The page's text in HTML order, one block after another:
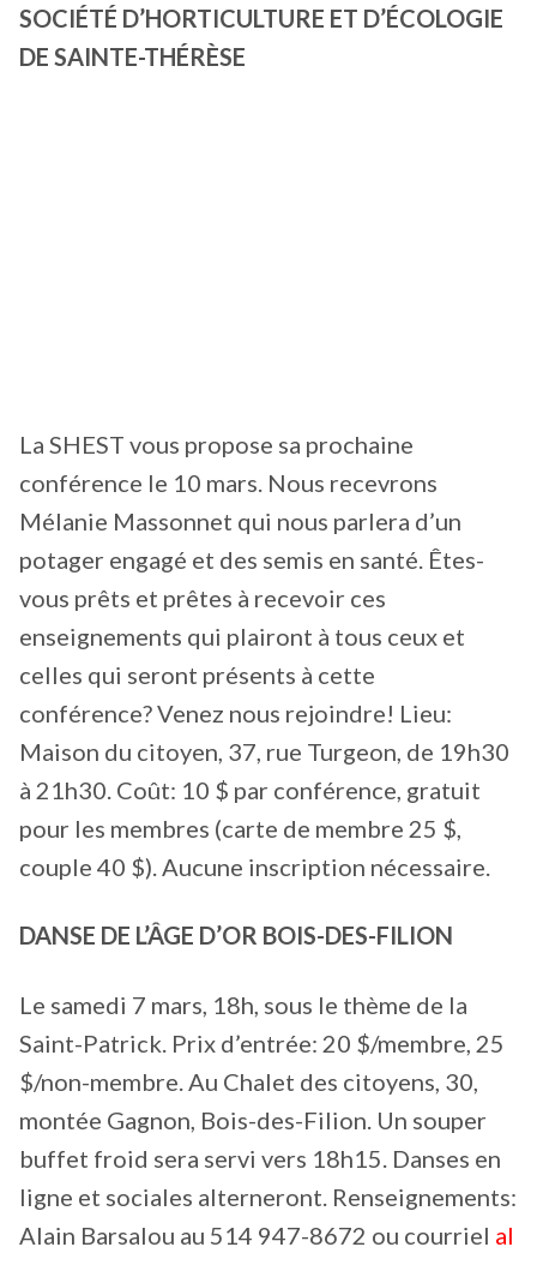
SOCIÉTÉ D’HORTICULTURE ET D’ÉCOLOGIE
DE SAINTE-THÉRÈSE
La SHEST vous propose sa prochaine
conférence le 10 mars. Nous recevrons
Mélanie Massonnet qui nous parlera d’un
potager engagé et des semis en santé. Êtes-
vous prêts et prêtes à recevoir ces
enseignements qui plairont à tous ceux et
celles qui seront présents à cette
conférence? Venez nous rejoindre! Lieu:
Maison du citoyen, 37, rue Turgeon, de 19h30
à 21h30. Coût: 10 $ par conférence, gratuit
pour les membres (carte de membre 25 $,
couple 40 $). Aucune inscription nécessaire.
DANSE DE L’ÂGE D’OR BOIS-DES-FILION
Le samedi 7 mars, 18h, sous le thème de la
Saint-Patrick. Prix d’entrée: 20 $/membre, 25
$/non-membre. Au Chalet des citoyens, 30,
montée Gagnon, Bois-des-Filion. Un souper
buffet froid sera servi vers 18h15. Danses en
ligne et sociales alterneront. Renseignements:
Alain Barsalou au 514 947-8672 ou courriel al